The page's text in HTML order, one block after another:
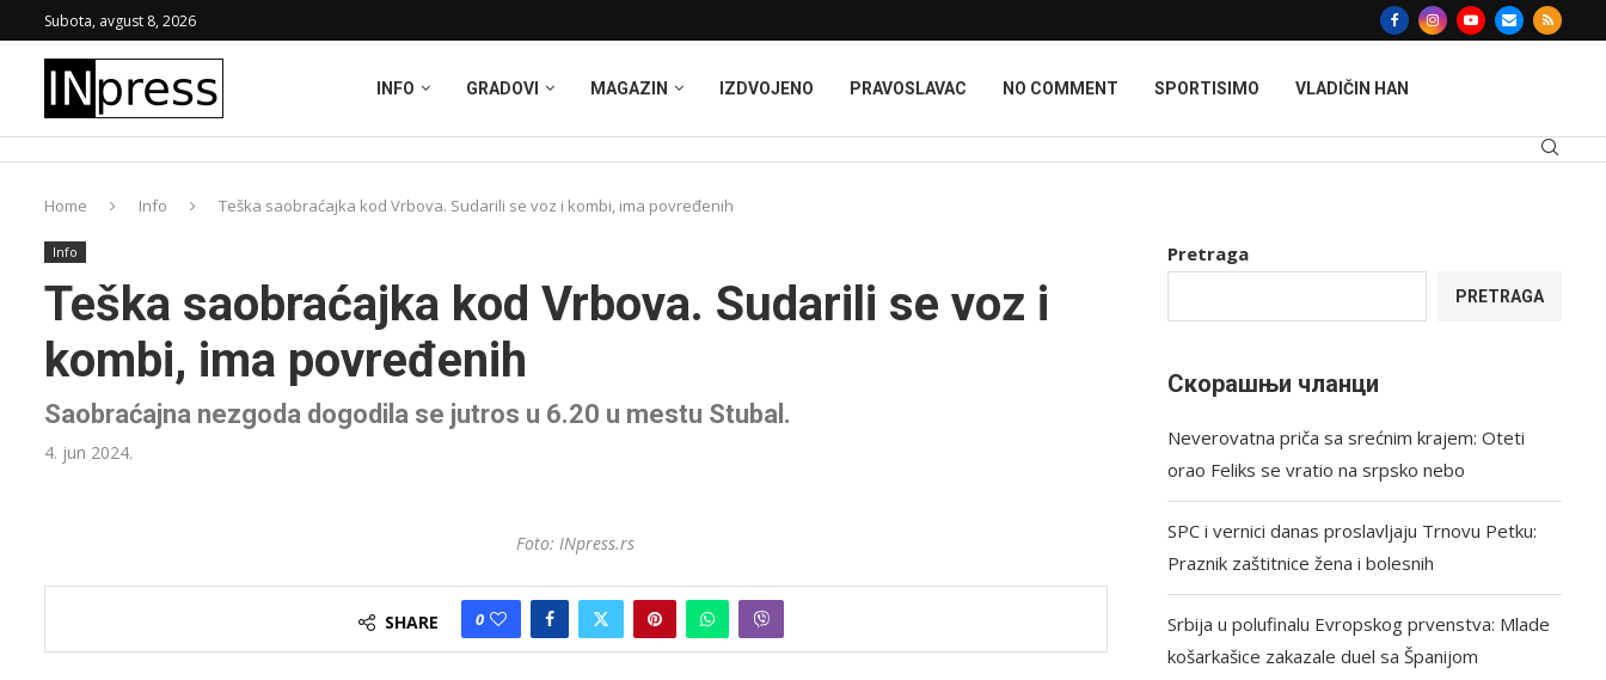
Subota, avgust 8, 2026
INFO GRADOVI MAGAZIN IZDVOJENO PRAVOSLAVAC NO COMMENT SPORTISIMO VLADIČIN HAN
Home Info Teška saobraćajka kod Vrbova. Sudarili se voz i kombi, ima povređenih
Info
Teška saobraćajka kod Vrbova. Sudarili se voz i
kombi, ima povređenih
Saobraćajna nezgoda dogodila se jutros u 6.20 u mestu Stubal.
4. jun 2024.
Foto: INpress.rs
SHARE 0
Pretraga
PRETRAGA
Скорашњи чланци
Neverovatna priča sa srećnim krajem: Oteti
orao Feliks se vratio na srpsko nebo
SPC i vernici danas proslavljaju Trnovu Petku:
Praznik zaštitnice žena i bolesnih
Srbija u polufinalu Evropskog prvenstva: Mlade
košarkašice zakazale duel sa Španijom